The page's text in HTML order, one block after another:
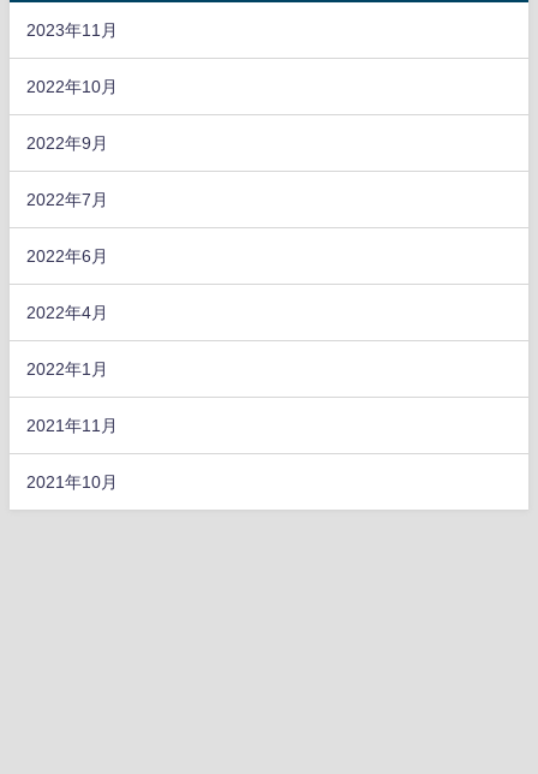
2023年11月
2022年10月
2022年9月
2022年7月
2022年6月
2022年4月
2022年1月
2021年11月
2021年10月